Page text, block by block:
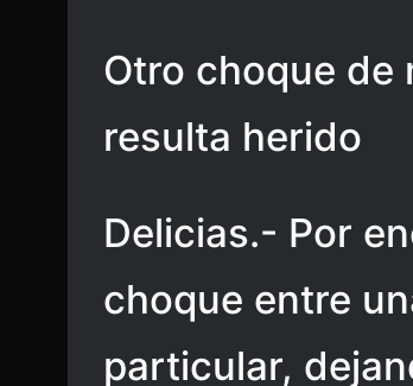
Otro choque
resulta herido
Delicias.- Por
choque entre
particular,